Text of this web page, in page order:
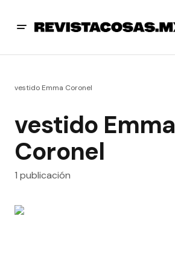
vestido Emma Coronel
vestido Emma
Coronel
1 publicación